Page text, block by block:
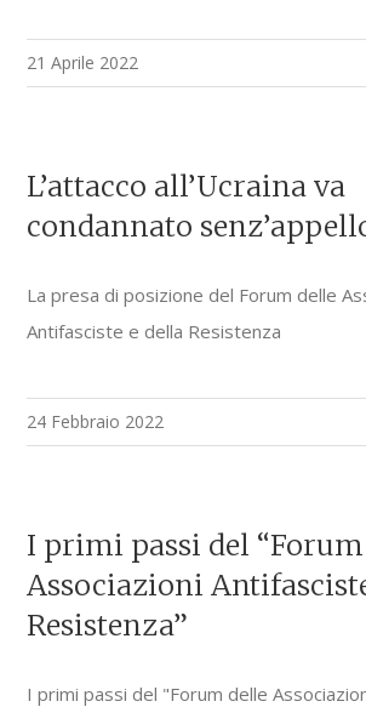
21 Aprile 2022
L’attacco all’Ucraina va
condannato
La presa di posizione del Forum delle
Antifasciste e della Resistenza
24 Febbraio 2022
I primi passi del
Associazioni
Resistenza”
I primi passi del "Forum delle